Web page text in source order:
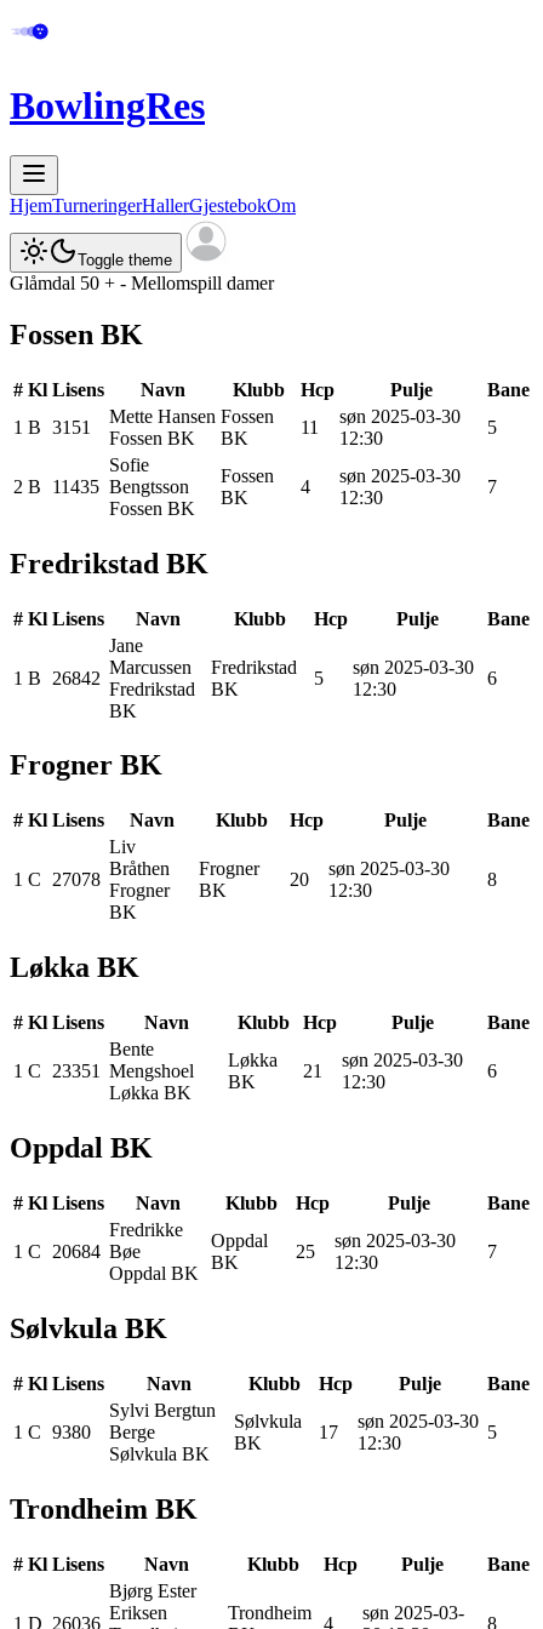
BowlingRes
HjemTurneringerHallerGjestebokOm
Toggle theme
Glåmdal 50 + - Mellomspill damer
Fossen BK
# Kl Lisens Navn Klubb Hcp Pulje
Bane
1 B 3151
Mette Hansen
Fossen BK
Fossen
BK
11
søn 2025-03-30
12:30
5
2 B 11435
Sofie
Bengtsson
Fossen BK
Fossen
BK
4
søn 2025-03-30
12:30
7
Fredrikstad BK
# Kl Lisens Navn Klubb Hcp Pulje Bane
1 B 26842
Jane
Marcussen
Fredrikstad
BK
Fredrikstad
BK
5
søn 2025-03-30
12:30
6
Frogner BK
# Kl Lisens Navn Klubb Hcp Pulje Bane
1 C 27078
Liv
Bråthen
Frogner
BK
Frogner
BK
20
søn 2025-03-30
12:30
8
Løkka BK
# Kl Lisens Navn Klubb Hcp Pulje Bane
1 C 23351
Bente
Mengshoel
Løkka BK
Løkka
BK
21
søn 2025-03-30
12:30
6
Oppdal BK
# Kl Lisens Navn Klubb Hcp Pulje Bane
1 C 20684
Fredrikke
Bøe
Oppdal BK
Oppdal
BK
25
søn 2025-03-30
12:30
7
Sølvkula BK
# Kl Lisens Navn Klubb Hcp Pulje Bane
1 C 9380
Sylvi Bergtun
Berge
Sølvkula BK
Sølvkula
BK
17
søn 2025-03-30
12:30
5
Trondheim BK
# Kl Lisens Navn Klubb Hcp Pulje Bane
1 D 26036
Bjørg Ester
Eriksen
Trondheim
4
søn 2025-03-
8